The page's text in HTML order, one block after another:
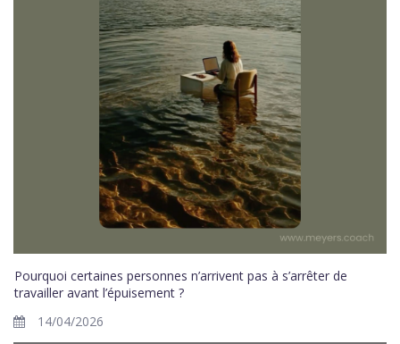
Pourquoi certaines personnes n’arrivent pas à s’arrêter de
travailler avant l’épuisement ?
14/04/2026